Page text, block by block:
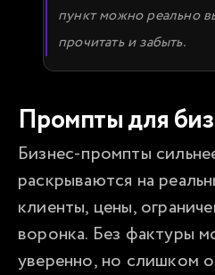
пункт можно реально
прочитать и забыть.
Промпты для
Бизнес-промпты
раскрываются на
клиенты, цены,
воронка. Без фактуры
уверенно, но слишком